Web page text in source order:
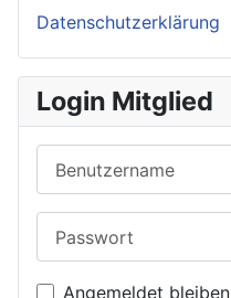
Datenschutzerklärung
Login Mitglied
Angemeldet bleiben